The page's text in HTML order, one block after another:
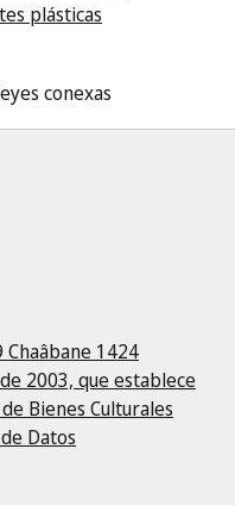
plásticas
conexas
1424
2003, que establece
Bienes Culturales
Datos